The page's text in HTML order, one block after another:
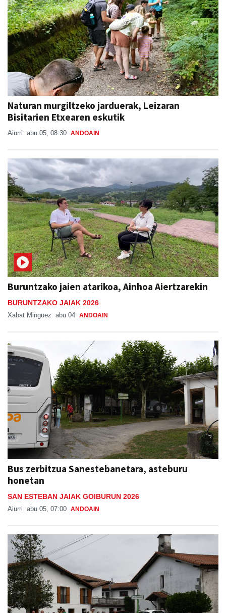
Naturan murgiltzeko jarduerak, Leizaran
Bisitarien Etxearen eskutik
Aiurri abu 05, 08:30 ANDOAIN
Buruntzako jaien atarikoa, Ainhoa Aiertzarekin
BURUNTZAKO JAIAK 2026
Xabat Minguez abu 04 ANDOAIN
Bus zerbitzua Sanestebanetara, asteburu
honetan
SAN ESTEBAN JAIAK GOIBURUN 2026
Aiurri abu 05, 07:00 ANDOAIN